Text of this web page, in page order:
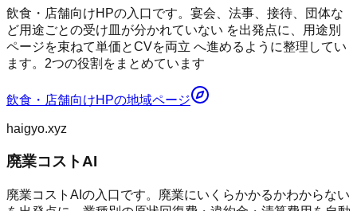
飲食・店舗向けHPの入口です。宴会、法事、接待、団体な
ど用途ごとの受け皿が分かれていない を出発点に、用途別
ページを束ねて単価とCVを両立 へ進めるように整理してい
ます。2つの役割をまとめています
飲食・店舗向けHPの地域ページ
haigyo.xyz
廃業コストAI
廃業コストAIの入口です。廃業にいくらかかるかわからない